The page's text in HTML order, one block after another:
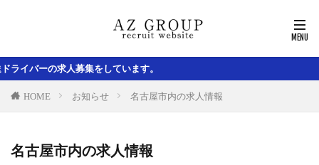
ています。
HOME お知らせ 名古屋市内の求人情報
名古屋市内の求人情報